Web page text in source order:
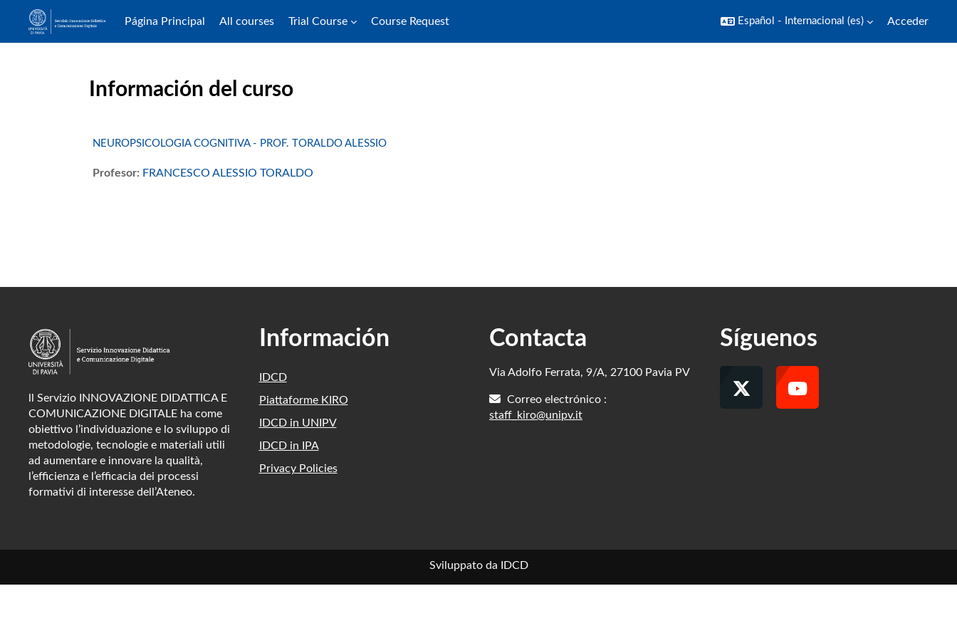
Página Principal All courses Trial Course Course Request Español - Internacional ‎(es)‎ Acceder
Información del curso
NEUROPSICOLOGIA COGNITIVA - PROF. TORALDO ALESSIO
Profesor: FRANCESCO ALESSIO TORALDO
ll Servizio INNOVAZIONE DIDATTICA E
COMUNICAZIONE DIGITALE ha come
obiettivo l’individuazione e lo sviluppo di
metodologie, tecnologie e materiali utili
ad aumentare e innovare la qualità,
l’efficienza e l’efficacia dei processi
formativi di interesse dell’Ateneo.
Información
IDCD
Piattaforme KIRO
IDCD in UNIPV
IDCD in IPA
Privacy Policies
Contacta
Via Adolfo Ferrata, 9/A, 27100 Pavia PV
Correo electrónico :
staff_kiro@unipv.it
Síguenos
Sviluppato da IDCD